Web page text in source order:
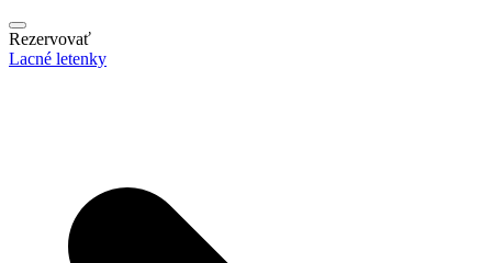
Rezervovať
Lacné letenky